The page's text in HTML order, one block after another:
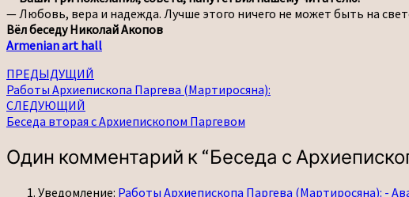
— Любовь, вера и надежда. Лучше этого ничего не может быть на
Вёл беседу Николай Акопов
Armenian art hall
Навигация
по
записям
ПРЕДЫДУЩИЙ
Работы Архиепископа Паргева (Мартиросяна):
СЛЕДУЮЩИЙ
Беседа вторая с Архиепископом Паргевом
Один комментарий к “Беседа с
Уведомление: Работы Архиепископа Паргева (Мартиросяна): -